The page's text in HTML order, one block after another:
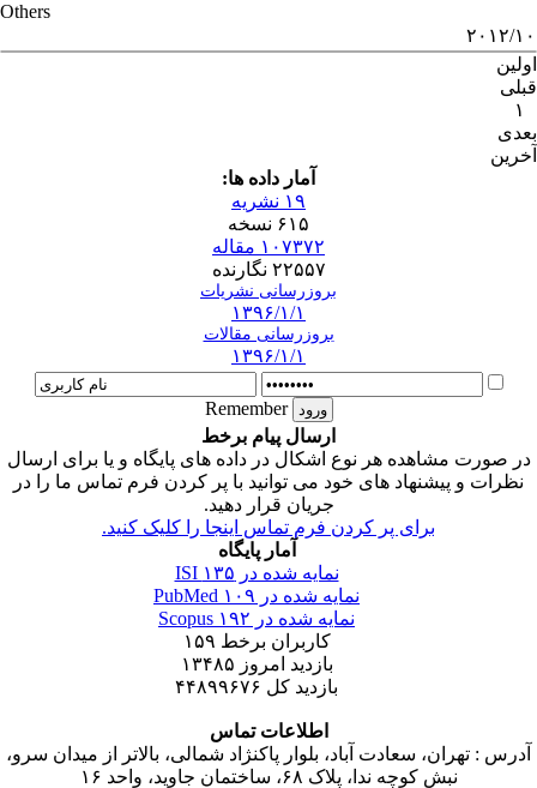
Others
۲۰۱۲/۱۰
اولین
قبلی
۱
بعدی
آخرین
آمار داده ها:
۱۹ نشریه
۶۱۵ نسخه
۱۰۷۳۷۲ مقاله
۲۲۵۵۷ نگارنده
بروزرسانی نشریات
۱۳۹۶/۱/۱
بروزرسانی مقالات
۱۳۹۶/۱/۱
Remember
ارسال پیام برخط
در صورت مشاهده هر نوع اشکال در داده های پایگاه و یا برای ارسال
نظرات و پیشنهاد های خود می توانید با پر کردن فرم تماس ما را در
جریان قرار دهید.
برای پر کردن فرم تماس اینجا را کلیک کنید.
آمار پایگاه
نمایه شده در ISI ۱۳۵
نمایه شده در PubMed ۱۰۹
نمایه شده در Scopus ۱۹۲
کاربران برخط ۱۵۹
بازدید امروز ۱۳۴۸۵
بازدید کل ۴۴۸۹۹۶۷۶
اطلاعات تماس
آدرس : تهران، سعادت آباد، بلوار پاکنژاد شمالی، بالاتر از میدان سرو،
نبش کوچه ندا، پلاک ۶۸، ساختمان جاوید، واحد ۱۶